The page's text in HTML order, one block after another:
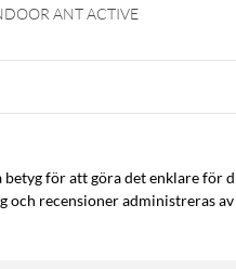
ANT ACTIVE
för att göra det enklare för
och recensioner administreras